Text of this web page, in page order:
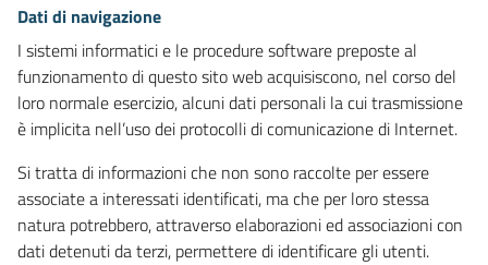
Dati di navigazione
I sistemi informatici e le procedure software preposte al
funzionamento di questo sito web acquisiscono, nel corso del
loro normale esercizio, alcuni dati personali la cui trasmissione
è implicita nell’uso dei protocolli di comunicazione di Internet.
Si tratta di informazioni che non sono raccolte per essere
associate a interessati identificati, ma che per loro stessa
natura potrebbero, attraverso elaborazioni ed associazioni con
dati detenuti da terzi, permettere di identificare gli utenti.